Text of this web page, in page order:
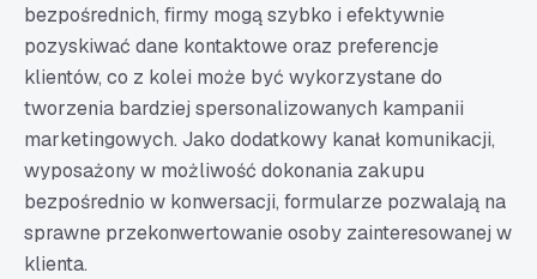
bezpośrednich, firmy mogą szybko i efektywnie
pozyskiwać dane kontaktowe oraz preferencje
klientów, co z kolei może być wykorzystane do
tworzenia bardziej spersonalizowanych kampanii
marketingowych. Jako dodatkowy kanał komunikacji,
wyposażony w możliwość dokonania zakupu
bezpośrednio w konwersacji, formularze pozwalają na
sprawne przekonwertowanie osoby zainteresowanej w
klienta.